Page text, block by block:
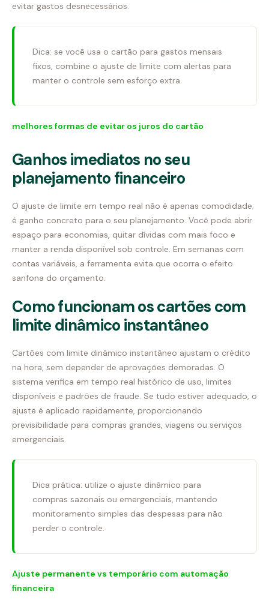
evitar gastos desnecessários.
Dica: se você usa o cartão para gastos mensais
fixos, combine o ajuste de limite com alertas para
manter o controle sem esforço extra.
melhores formas de evitar os juros do cartão
Ganhos imediatos no seu
planejamento financeiro
O ajuste de limite em tempo real não é apenas comodidade;
é ganho concreto para o seu planejamento. Você pode abrir
espaço para economias, quitar dívidas com mais foco e
manter a renda disponível sob controle. Em semanas com
contas variáveis, a ferramenta evita que ocorra o efeito
sanfona do orçamento.
Como funcionam os cartões com
limite dinâmico instantâneo
Cartões com limite dinâmico instantâneo ajustam o crédito
na hora, sem depender de aprovações demoradas. O
sistema verifica em tempo real histórico de uso, limites
disponíveis e padrões de fraude. Se tudo estiver adequado, o
ajuste é aplicado rapidamente, proporcionando
previsibilidade para compras grandes, viagens ou serviços
emergenciais.
Dica prática: utilize o ajuste dinâmico para
compras sazonais ou emergenciais, mantendo
monitoramento simples das despesas para não
perder o controle.
Ajuste permanente vs temporário com automação
financeira